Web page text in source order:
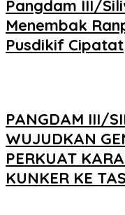
Pangdam III/
Menembak
Pusdikif Cipatat
PANGDAM III/
WUJUDKAN
PERKUAT
KUNKER KE